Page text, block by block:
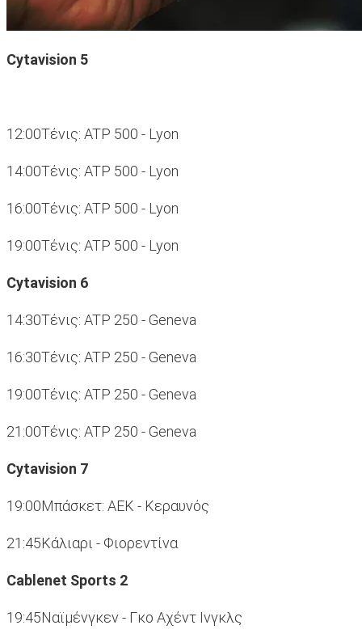
Cytavision 5
12:00Tένις: ATP 500 - Lyon
14:00Tένις: ATP 500 - Lyon
16:00Tένις: ATP 500 - Lyon
19:00Tένις: ATP 500 - Lyon
Cytavision 6
14:30Tένις: ATP 250 - Geneva
16:30Tένις: ATP 250 - Geneva
19:00Tένις: ATP 250 - Geneva
21:00Tένις: ATP 250 - Geneva
Cytavision 7
19:00Μπάσκετ: ΑΕΚ - Κεραυνός
21:45Κάλιαρι - Φιορεντίνα
Cablenet Sports 2
19:45Nαϊμένγκεν - Γκο Αχέντ Ινγκλς